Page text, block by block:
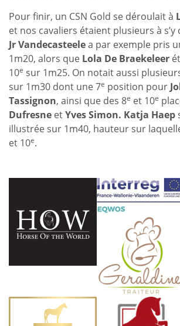
Pour finir, un CSN Gold se déroulait à
et nos cavaliers étaient plusieurs à s’y
Jr Vandecasteelea par exemple pris
1m20, alors que Lola De Braekeleer
10e sur 1m25. On notait aussi
sur 1m30 dont une 7e position pour
Tassignon, ainsi que des 8e et 10e
Dufresne etYves Simon. Katja Haep
illustrée sur 1m40, hauteur sur
et 10e.